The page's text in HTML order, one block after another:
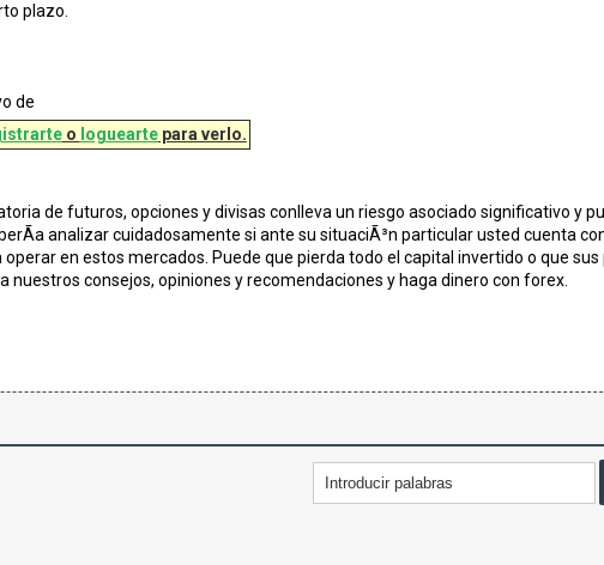
plazo.
de
o logueartepara verlo.
de futuros, opciones y divisas conlleva un riesgo asociado significativo y
analizar cuidadosamente si ante su situaciÃ³n particular usted cuenta
en estos mercados. Puede que pierda todo el capital invertido o que
nuestros consejos, opiniones y recomendaciones y haga dinero con forex.